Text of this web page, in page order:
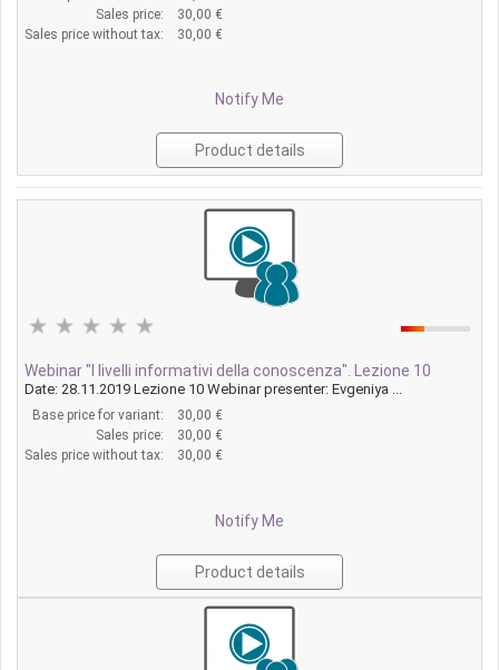
Sales price:
30,00 €
Sales price without tax:
30,00 €
Notify Me
Product details
Webinar "I livelli informativi della conoscenza". Lezione 10
Date: 28.11.2019 Lezione 10 Webinar presenter: Evgeniya ...
Base price for variant:
30,00 €
Sales price:
30,00 €
Sales price without tax:
30,00 €
Notify Me
Product details